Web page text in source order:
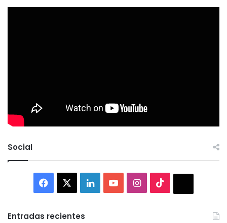
Social
Facebook LinkedInYouTubeInstagram
Entradas recientes